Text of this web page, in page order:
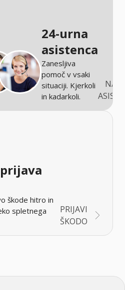
24-urna
asistenca
Zanesljiva
pomoč v vsaki
situaciji. Kjerkoli
in kadarkoli.
škode hitro in
spletnega
PRIJAVI
ŠKODO